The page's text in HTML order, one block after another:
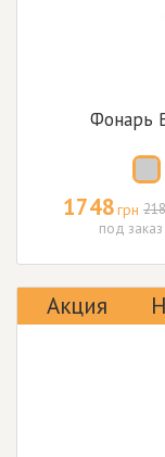
Фонарь
1748грн
под заказ
Акция